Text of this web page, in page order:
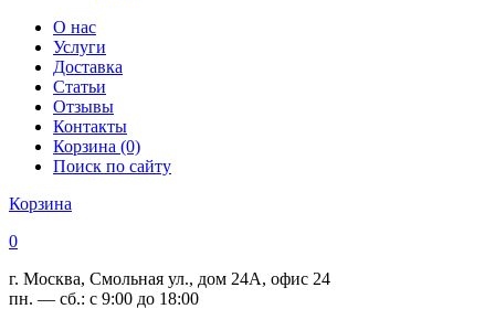
О нас
Услуги
Доставка
Статьи
Отзывы
Контакты
Корзина (0)
Поиск по сайту
Корзина
0
г. Москва, Смольная ул., дом 24А, офис 24
пн. — сб.: с 9:00 до 18:00